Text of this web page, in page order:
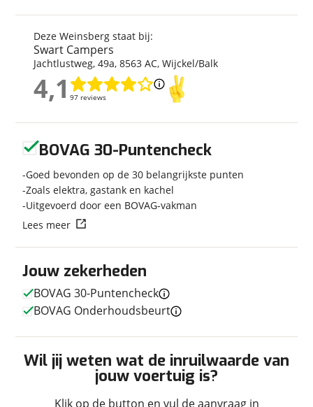
Merk
Weinsberg
Automerk camper
Model
Uitvoering
540 MQ
Bouwjaar
2026
2026
Carrosserievorm
Busmodel
Soort voertuig
Camper
Techniek
Vermogen
Afmetingen en gewicht
Hoogte
2,58 m
2,05 m
5,41 m
Deze Weinsberg staat bij:
Swart Campers
Jachtlustweg, 49a, 8563 AC, Wijckel/Balk
4,1 97 reviews
4,1
Jouw zekerheden
BOVAG 30-Puntencheck
BOVAG Onderhoudsbeurt
Wil jij weten wat de inruilwaarde van
jouw voertuig is?
Klik op de button en vul de aanvraag in
BOVAG 30-Puntencheck
Goed bevonden op de 30 belangrijkste punten
Zoals elektra, gastank en kachel
Uitgevoerd door een BOVAG-vakman
Lees meer